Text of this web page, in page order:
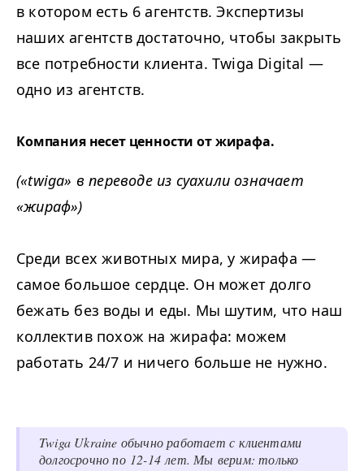
в котором есть 6 агентств. Экспертизы
наших агентств достаточно, чтобы закрыть
все потребности клиента. Twiga Digital —
одно из агентств.
Компания несетценности от жирафа.
(«twiga» в переводе из суахили означает
«жираф»)
Среди всех животных мира, у жирафа —
самое большое сердце. Он может долго
бежать без воды и еды. Мы шутим, что наш
коллектив похож на жирафа: можем
работать 24/7 и ничего больше не нужно.
Twiga Ukraine обычно работает с клиентами
долгосрочно по 12-14 лет. Мы верим: только